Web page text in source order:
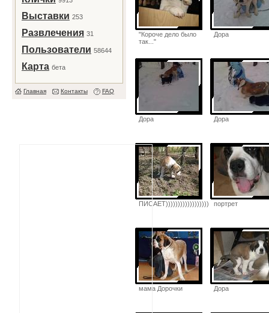
Выставки 253
Развлечения 31
Пользователи 58644
Карта бета
Главная Контакты FAQ
"Короче дело было
так..."
Дора
Дора Дора
ПИСАЕТ)))))))))))))))))) портрет
мама Дорочки Дора